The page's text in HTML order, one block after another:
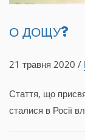
О ДОЩУ?
21 травня 2020 /
Стаття, що
сталися в Росії